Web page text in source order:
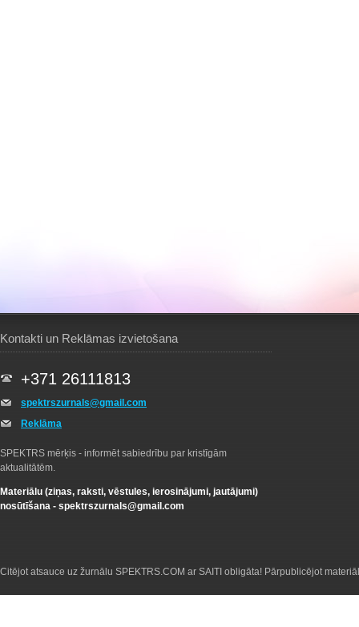
Kontakti un Reklāmas izvietošana
+371 26111813
spektrszurnals@gmail.com
Reklāma
SPEKTRS mērķis - informēt sabiedrību par kristīgām
aktualitātēm.
Materiālu (ziņas, raksti, vēstules, ierosinājumi, jautājumi)
nosūtīšana - spektrszurnals@gmail.com
Citējot atsauce uz žurnālu SPEKTRS.COM ar SAITI obligāta! Pārpublicējot